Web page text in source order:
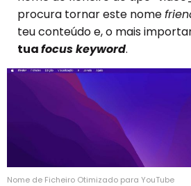
procura tornar este nome
teu conteúdo e, o mais
tuafocus keyword.
Nome de Ficheiro Otimizado para YouTube